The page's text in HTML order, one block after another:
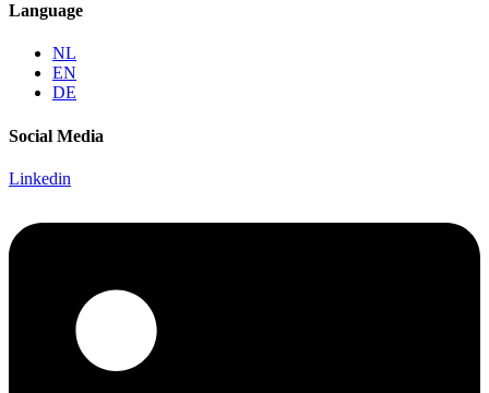
Language
NL
EN
DE
Social Media
Linkedin